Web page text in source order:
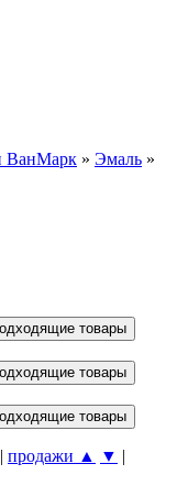
ВанМарк » Эмаль »
товары
товары
товары
| продажи ▲ ▼ |